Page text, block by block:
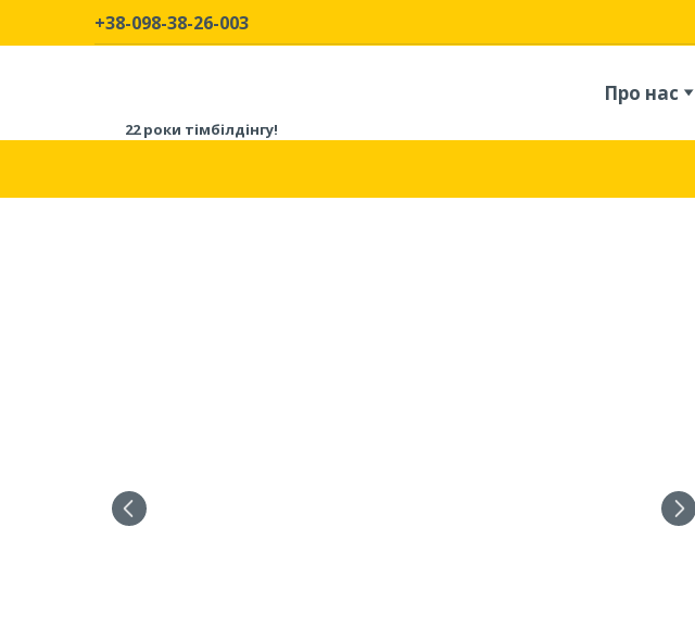
+38-098-38-26-003
22 роки тімбілдінгу!
Про нас